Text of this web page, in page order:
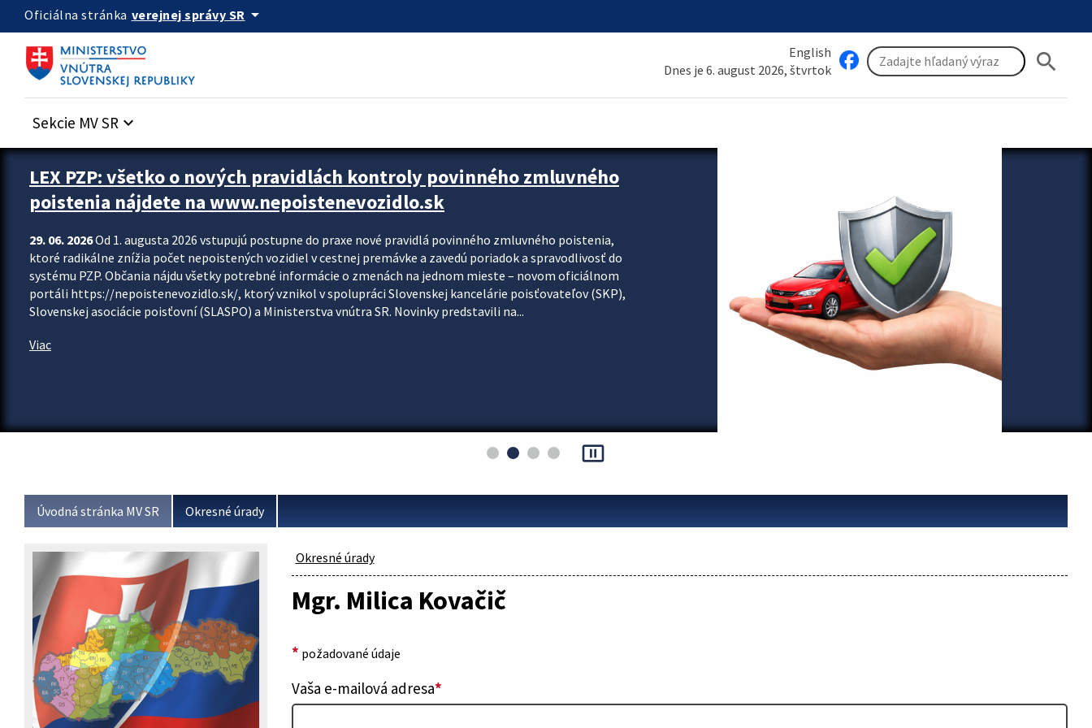
Preskocit na hlavný obsah
Oficiálna stránka verejnej správy SR arrow_drop_down
English
Dnes je 6. august 2026, štvrtok
search
Sekcie MV SR keyboard_arrow_down
Zastavit automatický posun upútavok
LEX PZP: všetko o nových pravidlách kontroly povinného zmluvného
poistenia nájdete na www.nepoistenevozidlo.sk
29. 06. 2026Od 1. augusta 2026 vstupujú postupne do praxe nové pravidlá povinného zmluvného poistenia,
ktoré radikálne znížia počet nepoistených vozidiel v cestnej premávke a zavedú poriadok a spravodlivosť do
systému PZP. Občania nájdu všetky potrebné informácie o zmenách na jednom mieste – novom oficiálnom
portáli https://nepoistenevozidlo.sk/, ktorý vznikol v spolupráci Slovenskej kancelárie poisťovateľov (SKP),
Slovenskej asociácie poisťovní (SLASPO) a Ministerstva vnútra SR. Novinky predstavili na...
Viac
pause_presentation
Úvodná stránka MV SR Okresné úrady
Okresné úrady
Mgr. Milica Kovačič
* požadované údaje
Vaša e-mailová adresa*